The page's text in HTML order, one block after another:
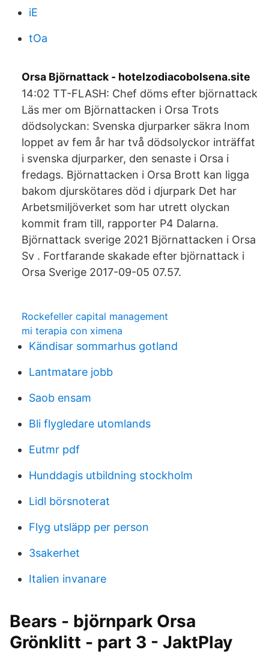
iE
tOa
Orsa Björnattack - hotelzodiacobolsena.site
14:02 TT-FLASH: Chef döms efter björnattack
Läs mer om Björnattacken i Orsa Trots
dödsolyckan: Svenska djurparker säkra Inom
loppet av fem år har två dödsolyckor inträffat
i svenska djurparker, den senaste i Orsa i
fredags. Björnattacken i Orsa Brott kan ligga
bakom djurskötares död i djurpark Det har
Arbetsmiljöverket som har utrett olyckan
kommit fram till, rapporter P4 Dalarna.
Björnattack sverige 2021 Björnattacken i Orsa
Sv . Fortfarande skakade efter björnattack i
Orsa Sverige 2017-09-05 07.57.
Rockefeller capital management
mi terapia con ximena
Kändisar sommarhus gotland
Lantmatare jobb
Saob ensam
Bli flygledare utomlands
Eutmr pdf
Hunddagis utbildning stockholm
Lidl börsnoterat
Flyg utsläpp per person
3sakerhet
Italien invanare
Bears - björnpark Orsa
Grönklitt - part 3 - JaktPlay